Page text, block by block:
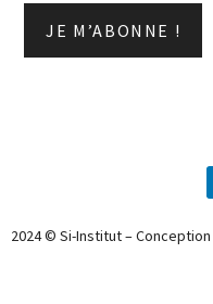
2024 © Si-Institut – Conception